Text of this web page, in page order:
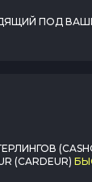
ПОД
(CARDEUR)